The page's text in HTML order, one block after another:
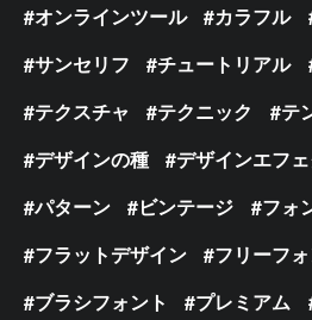
オンラインツール
カラフル
サンセリフ
チュートリアル
テクスチャ
テクニック
テ
デザインの種
デザインエフ
パターン
ビンテージ
フォ
フラットデザイン
フリーフ
ブラシフォント
プレミアム